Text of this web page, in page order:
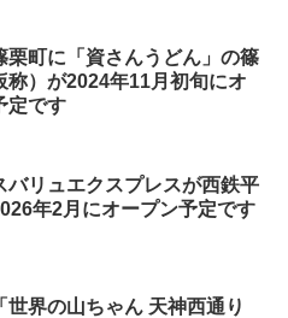
栗町に「資さんうどん」の篠
称）が2024年11月初旬にオ
定です
バリュエクスプレスが西鉄平
年2月にオープン予定です
世界の山ちゃん 天神西通り